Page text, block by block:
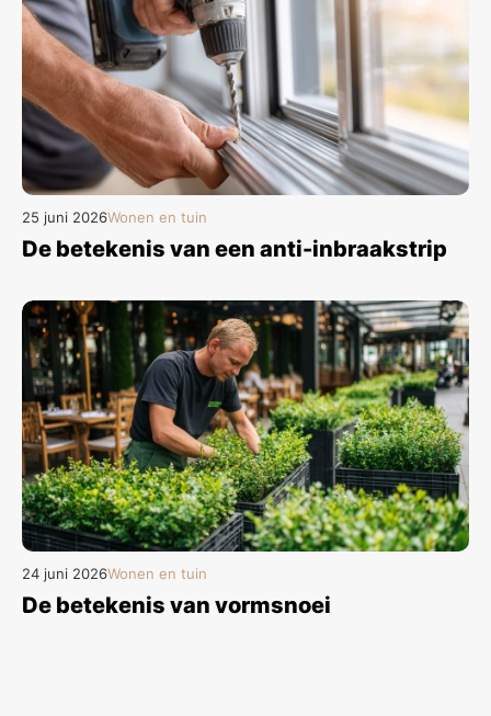
25 juni 2026Wonen en tuin
De betekenis van een anti-inbraakstrip
24 juni 2026Wonen en tuin
De betekenis van vormsnoei